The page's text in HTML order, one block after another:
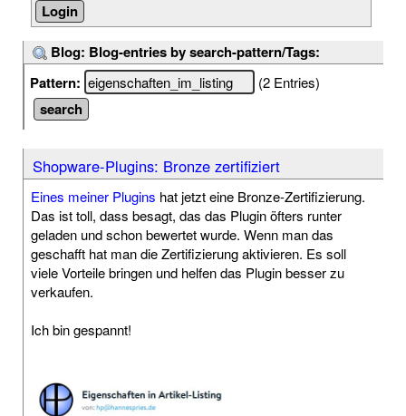
Blog: Blog-entries by search-pattern/Tags:
Pattern:
(2 Entries)
Shopware-Plugins: Bronze zertifiziert
Eines meiner Plugins hat jetzt eine Bronze-Zertifizierung.
Das ist toll, dass besagt, das das Plugin öfters runter
geladen und schon bewertet wurde. Wenn man das
geschafft hat man die Zertifizierung aktivieren. Es soll
viele Vorteile bringen und helfen das Plugin besser zu
verkaufen.
Ich bin gespannt!